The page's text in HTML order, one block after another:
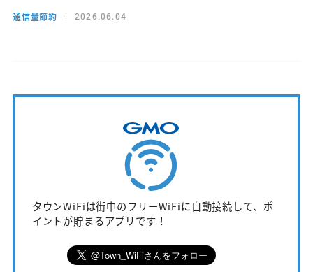
通信量節約 2026.06.04
タウンWiFiは街中のフリーWiFiに自動接続して、ポ
イントが貯まるアプリです！